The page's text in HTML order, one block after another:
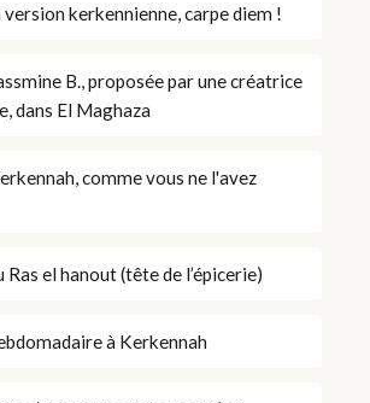
kerkennienne, carpe diem !
B., proposée par une créatrice
dans El Maghaza
comme vous ne l'avez
Ras el hanout (tête de l’épicerie)
à Kerkennah